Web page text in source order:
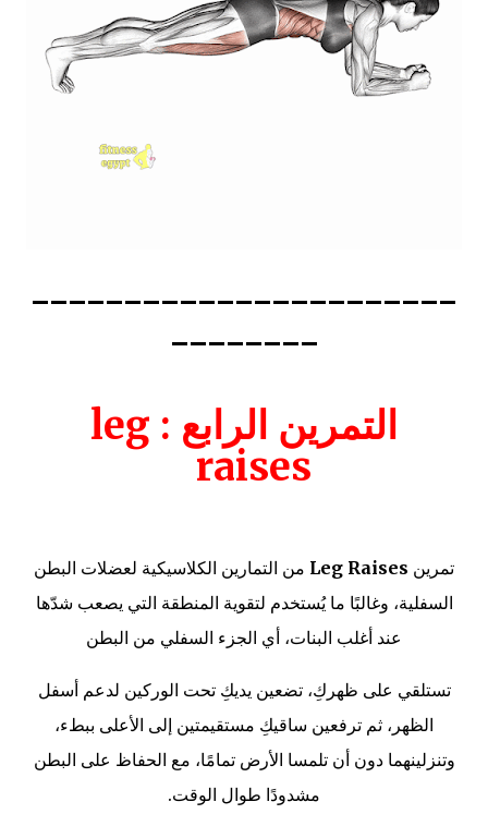
-----------------------
--------
التمرين الرابع : leg
raises
تمرين Leg Raises من التمارين الكلاسيكية لعضلات البطن
السفلية، وغالبًا ما يُستخدم لتقوية المنطقة التي يصعب شدّها
عند أغلب البنات، أي الجزء السفلي من البطن
تستلقي على ظهركِ، تضعين يديكِ تحت الوركين لدعم أسفل
الظهر، ثم ترفعين ساقيكِ مستقيمتين إلى الأعلى ببطء،
وتنزلينهما دون أن تلمسا الأرض تمامًا، مع الحفاظ على البطن
مشدودًا طوال الوقت.